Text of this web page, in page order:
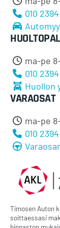
010
ma-pe
010
Huollon
VARAOSAT
ma-pe
010
Timosen Auton
soittaessasi